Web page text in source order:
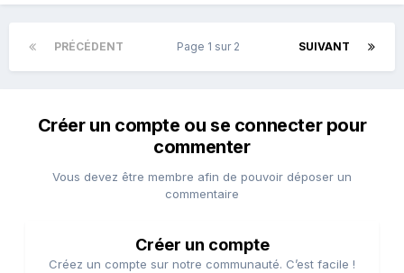
PRÉCÉDENT SUIVANT
Page 1 sur 2
Créer un compte ou se connecter pour
commenter
Vous devez être membre afin de pouvoir déposer un
commentaire
Créer un compte
Créez un compte sur notre communauté. C’est facile !